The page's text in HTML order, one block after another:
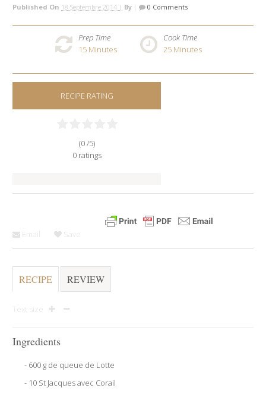
Published On 18 Septembre 2014 | By | 0 Comments
Prep Time
15Minutes
Cook Time
25Minutes
RECIPE RATING
(0 /5)
0 ratings
Email Save
RECIPE REVIEW
Text size
Ingredients
- 600 g de queue de Lotte
- 10 St Jacques avec Corail